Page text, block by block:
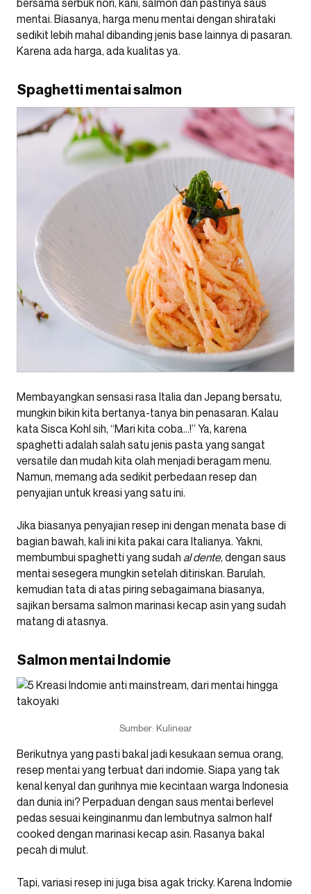
mentai. Biasanya, harga menu mentai dengan shirataki
sedikit lebih mahal dibanding jenis base lainnya di pasaran.
Karena ada harga, ada kualitas ya.
Spaghetti mentai salmon
Membayangkan sensasi rasa Italia dan Jepang bersatu,
mungkin bikin kita bertanya-tanya bin penasaran. Kalau
kata Sisca Kohl sih, “Mari kita coba…!” Ya, karena
spaghetti adalah salah satu jenis pasta yang sangat
versatile dan mudah kita olah menjadi beragam menu.
Namun, memang ada sedikit perbedaan resep dan
penyajian untuk kreasi yang satu ini.
Jika biasanya penyajian resep ini dengan menata base di
bagian bawah, kali ini kita pakai cara Italianya. Yakni,
membumbui spaghetti yang sudah al dente, dengan saus
mentai sesegera mungkin setelah ditiriskan. Barulah,
kemudian tata di atas piring sebagaimana biasanya,
sajikan bersama salmon marinasi kecap asin yang sudah
matang di atasnya.
Salmon mentai Indomie
Sumber: Kulinear
Berikutnya yang pasti bakal jadi kesukaan semua orang,
resep mentai yang terbuat dari indomie. Siapa yang tak
kenal kenyal dan gurihnya mie kecintaan warga Indonesia
dan dunia ini? Perpaduan dengan saus mentai berlevel
pedas sesuai keinginanmu dan lembutnya salmon half
cooked dengan marinasi kecap asin. Rasanya bakal
pecah di mulut.
Tapi, variasi resep ini juga bisa agak tricky. Karena Indomie